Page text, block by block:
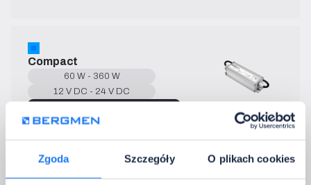
Zgoda Szczegóły O plikach cookies
Compact
60 W - 360 W
12 V DC - 24 V DC
•   IP:
68
•   Sprawność:
91% - 92%